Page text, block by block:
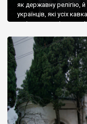
як державну релігію,
українців, які усіх
є відданими вірянами